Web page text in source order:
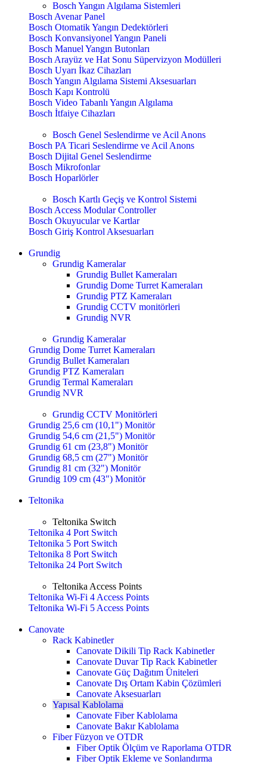
Bosch Yangın Algılama Sistemleri
Bosch Avenar Panel
Bosch Otomatik Yangın Dedektörleri
Bosch Konvansiyonel Yangın Paneli
Bosch Manuel Yangın Butonları
Bosch Arayüz ve Hat Sonu Süpervizyon Modülleri
Bosch Uyarı İkaz Cihazları
Bosch Yangın Algılama Sistemi Aksesuarları
Bosch Kapı Kontrolü
Bosch Video Tabanlı Yangın Algılama
Bosch İtfaiye Cihazları
Bosch Genel Seslendirme ve Acil Anons
Bosch PA Ticari Seslendirme ve Acil Anons
Bosch Dijital Genel Seslendirme
Bosch Mikrofonlar
Bosch Hoparlörler
Bosch Kartlı Geçiş ve Kontrol Sistemi
Bosch Access Modular Controller
Bosch Okuyucular ve Kartlar
Bosch Giriş Kontrol Aksesuarları
Grundig
Grundig Kameralar
Grundig Bullet Kameraları
Grundig Dome Turret Kameraları
Grundig PTZ Kameraları
Grundig CCTV monitörleri
Grundig NVR
Grundig Kameralar
Grundig Dome Turret Kameraları
Grundig Bullet Kameraları
Grundig PTZ Kameraları
Grundig Termal Kameraları
Grundig NVR
Grundig CCTV Monitörleri
Grundig 25,6 cm (10,1") Monitör
Grundig 54,6 cm (21,5") Monitör
Grundig 61 cm (23,8") Monitör
Grundig 68,5 cm (27") Monitör
Grundig 81 cm (32") Monitör
Grundig 109 cm (43") Monitör
Teltonika
Teltonika Switch
Teltonika 4 Port Switch
Teltonika 5 Port Switch
Teltonika 8 Port Switch
Teltonika 24 Port Switch
Teltonika Access Points
Teltonika Wi-Fi 4 Access Points
Teltonika Wi-Fi 5 Access Points
Canovate
Rack Kabinetler
Canovate Dikili Tip Rack Kabinetler
Canovate Duvar Tip Rack Kabinetler
Canovate Güç Dağıtım Üniteleri
Canovate Dış Ortam Kabin Çözümleri
Canovate Aksesuarları
Yapısal Kablolama
Canovate Fiber Kablolama
Canovate Bakır Kablolama
Fiber Füzyon ve OTDR
Fiber Optik Ölçüm ve Raporlama OTDR
Fiber Optik Ekleme ve Sonlandırma